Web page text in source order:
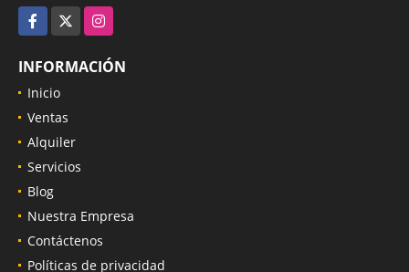
Facebook
Instagram
INFORMACIÓN
Inicio
Ventas
Alquiler
Servicios
Blog
Nuestra Empresa
Contáctenos
Políticas de privacidad